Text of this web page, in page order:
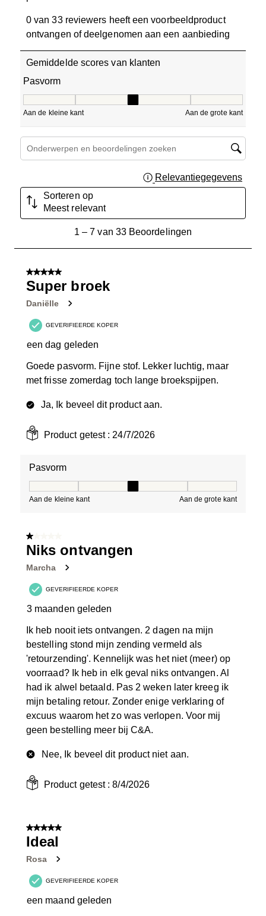
0 van 33 reviewers heeft een voorbeeldproduct
ontvangen of deelgenomen aan een aanbieding
Gemiddelde scores van klanten
Pasvorm
Aan de kleine kant Aan de grote kant
Onderwerpen en beoordelingen zoeken per regio
Relevantiegegevens
Sorteren op
Meest relevant
van
Beoordelingen.
1 – 7 van 33 Beoordelingen
5 van 5 sterren.
Super broek
Daniëlle
GEVERIFIEERDE KOPER
een dag geleden
Goede pasvorm. Fijne stof. Lekker luchtig, maar
met frisse zomerdag toch lange broekspijpen.
Ja, Ik beveel dit product aan.
Product getest :24/7/2026
Pasvorm
Aan de kleine kant Aan de grote kant
1 van 5 sterren.
Niks ontvangen
Marcha
GEVERIFIEERDE KOPER
3 maanden geleden
Ik heb nooit iets ontvangen. 2 dagen na mijn
bestelling stond mijn zending vermeld als
'retourzending'. Kennelijk was het niet (meer) op
voorraad? Ik heb in elk geval niks ontvangen. Al
had ik alwel betaald. Pas 2 weken later kreeg ik
mijn betaling retour. Zonder enige verklaring of
excuus waarom het zo was verlopen. Voor mij
geen bestelling meer bij C&A.
Nee, Ik beveel dit product niet aan.
Product getest :8/4/2026
5 van 5 sterren.
Ideal
Rosa
GEVERIFIEERDE KOPER
een maand geleden